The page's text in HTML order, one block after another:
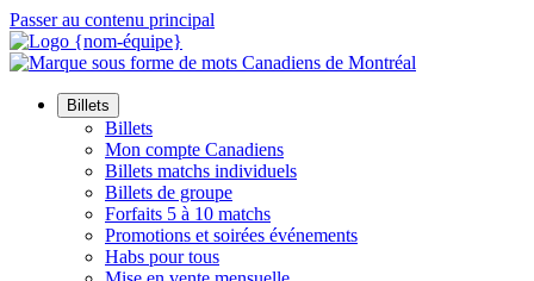
Passer au contenu principal
Billets
Billets
Mon compte Canadiens
Billets matchs individuels
Billets de groupe
Forfaits 5 à 10 matchs
Promotions et soirées événements
Habs pour tous